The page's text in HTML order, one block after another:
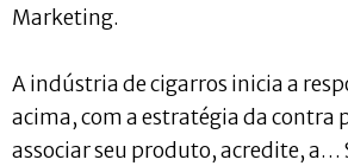
Marketing.
A indústria de cigarros inicia a
acima, com a estratégia da contra
associar seu produto, acredite, a…